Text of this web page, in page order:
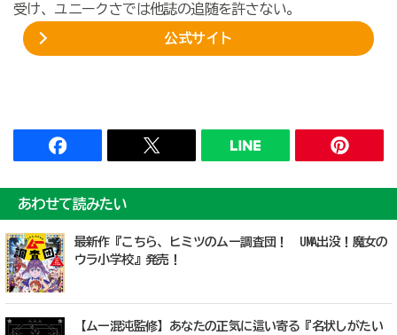
受け、ユニークさでは他誌の追随を許さない。
公式サイト
あわせて読みたい
最新作『こちら、ヒミツのムー調査団！ UMA出没！魔女の
ウラ小学校』発売！
【ムー混沌監修】あなたの正気に這い寄る『名状しがたい